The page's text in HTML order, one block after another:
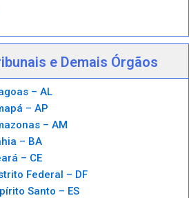
e Demais Órgãos
– AL
– AP
– AM
– BA
– CE
Federal – DF
Santo – ES